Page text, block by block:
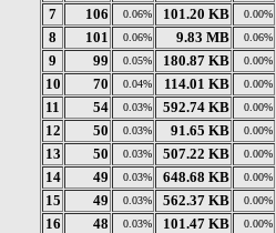
7 106 0.06% 101.20 KB 0.00%
8 101 0.06% 9.83 MB 0.06%
9 99 0.05% 180.87 KB 0.00%
10 70 0.04% 114.01 KB 0.00%
11 54 0.03% 592.74 KB 0.00%
12 50 0.03% 91.65 KB 0.00%
13 50 0.03% 507.22 KB 0.00%
14 49 0.03% 648.68 KB 0.00%
15 49 0.03% 562.37 KB 0.00%
16 48 0.03% 101.47 KB 0.00%